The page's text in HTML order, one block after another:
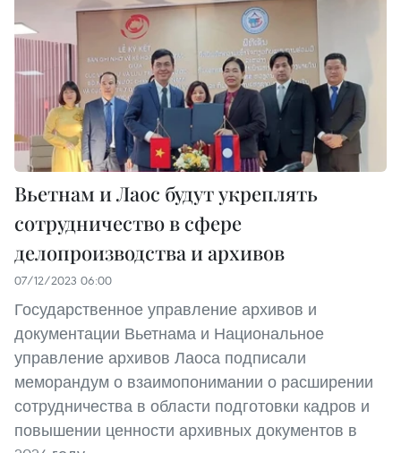
Вьетнам и Лаос будут укреплять
сотрудничество в сфере
делопроизводства и архивов
07/12/2023 06:00
Государственное управление архивов и
документации Вьетнама и Национальное
управление архивов Лаоса подписали
меморандум о взаимопонимании о расширении
сотрудничества в области подготовки кадров и
повышении ценности архивных документов в